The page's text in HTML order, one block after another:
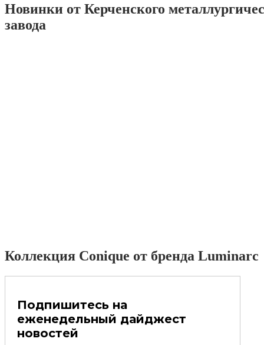
Новинки от Керченского
завода
Коллекция Conique от бренда Luminarc
Подпишитесь на
еженедельный дайджест
новостей